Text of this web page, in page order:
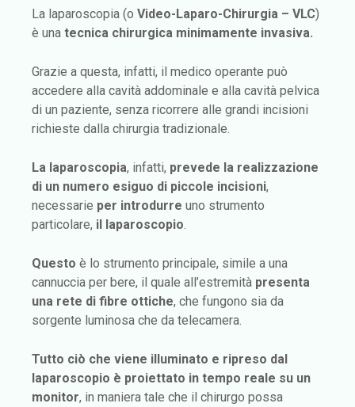
La laparoscopia (o Video-Laparo-Chirurgia – VLC)
è una tecnica chirurgica minimamente invasiva.
Grazie a questa, infatti, il medico operante può
accedere alla cavità addominale e alla cavità pelvica
di un paziente, senza ricorrere alle grandi incisioni
richieste dalla chirurgia tradizionale.
La laparoscopia, infatti, prevede la realizzazione
di un numero esiguo di piccole incisioni,
necessarie per introdurre uno strumento
particolare, il laparoscopio.
Questo è lo strumento principale, simile a una
cannuccia per bere, il quale all’estremità presenta
una rete di fibre ottiche, che fungono sia da
sorgente luminosa che da telecamera.
Tutto ciò che viene illuminato e ripreso dal
laparoscopio è proiettato in tempo reale su un
monitor, in maniera tale che il chirurgo possa